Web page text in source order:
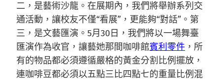
二，是藝術沙龍。在展期內，我們將舉辦系列交
通活動，讓校友不僅“看展”，更能夠“對話”。第
三，是文藝匯演。5月30日，我們將以一場舞臺
匯演作為收官，讓藝她那間咖啡館賓利零件 ，所
有的物品都必須遵循嚴格的黃金分割比例擺放，
連咖啡豆都必須以五點三比四點七的重量比例混